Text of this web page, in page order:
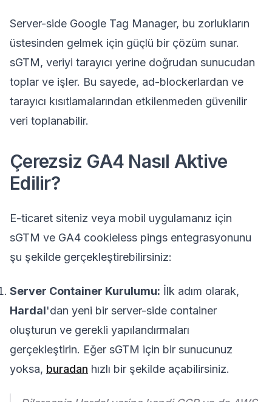
Server-side Google Tag Manager, bu zorlukların
üstesinden gelmek için güçlü bir çözüm sunar.
sGTM, veriyi tarayıcı yerine doğrudan sunucudan
toplar ve işler. Bu sayede, ad-blockerlardan ve
tarayıcı kısıtlamalarından etkilenmeden güvenilir
veri toplanabilir.
Çerezsiz GA4 Nasıl Aktive
Edilir?
E-ticaret siteniz veya mobil uygulamanız için
sGTM ve GA4 cookieless pings entegrasyonunu
şu şekilde gerçekleştirebilirsiniz:
Server Container Kurulumu: İlk adım olarak,
Hardal'dan yeni bir server-side container
oluşturun ve gerekli yapılandırmaları
gerçekleştirin. Eğer sGTM için bir sunucunuz
yoksa, buradan hızlı bir şekilde açabilirsiniz.